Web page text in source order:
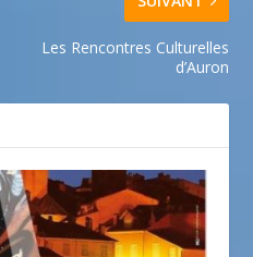
Les Rencontres Culturelles
d’Auron